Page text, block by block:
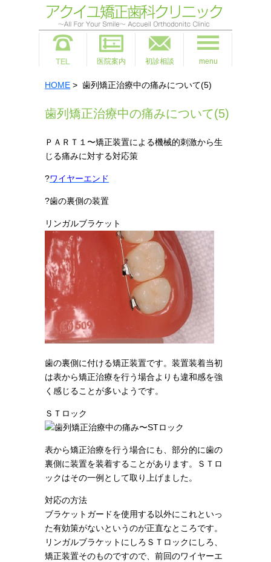
医院案内 初診相談 menu
HOME > 歯列矯正治療中の痛みについて(5)
歯列矯正治療中の痛みについて(5)
ＰＡＲＴ１〜矯正装置による機械的刺激から生
じる痛みに対する対応策
?ワイヤーエンド
?歯の裏側の装置
リンガルブラケット
歯の裏側に付ける矯正装置です。装置装着当初
は表から矯正治療を行う場合よりも違和感を強
く感じることが多いようです。
ＳＴロック
表から矯正治療を行う場合にも、部分的に歯の
裏側に装置を装着することがあります。ＳＴロ
ックはその一例として取り上げました。
対応の方法
ブラケットガードを使用する以外にこれといっ
た有効策がないというのが正直なところです。
リンガルブラケットにしろＳＴロックにしろ、
矯正装置そのものですので、前回のワイヤーエ